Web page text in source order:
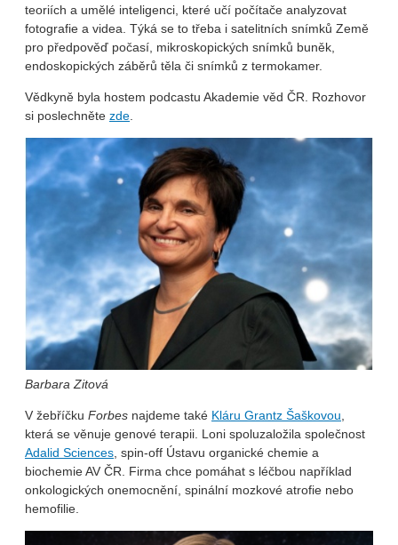
teoriích a umělé inteligenci, které učí počítače analyzovat
fotografie a videa. Týká se to třeba i satelitních snímků Země
pro předpověď počasí, mikroskopických snímků buněk,
endoskopických záběrů těla či snímků z termokamer.
Vědkyně byla hostem podcastu Akademie věd ČR. Rozhovor
si poslechněte zde.
Barbara Zitová
V žebříčku Forbes najdeme také Kláru Grantz Šaškovou
která se věnuje genové terapii. Loni spoluzaložila společnost
Adalid Sciences , spin-off Ústavu organické chemie a
biochemie AV ČR. Firma chce pomáhat s léčbou například
onkologických onemocnění, spinální mozkové atrofie nebo
hemofilie.